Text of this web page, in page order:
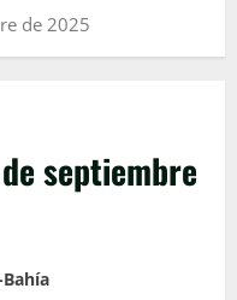
de 2025
septiembre